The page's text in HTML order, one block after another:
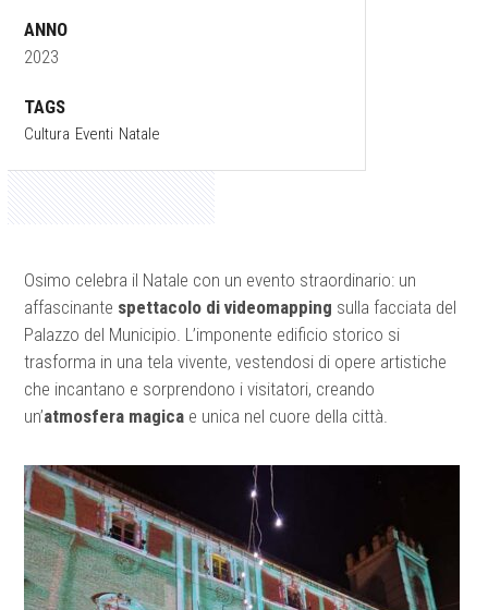
ANNO
2023
TAGS
Cultura Eventi Natale
Osimo celebra il Natale con un evento straordinario: un
affascinante spettacolo di videomapping sulla facciata del
Palazzo del Municipio. L’imponente edificio storico si
trasforma in una tela vivente, vestendosi di opere artistiche
che incantano e sorprendono i visitatori, creando
un’atmosfera magica e unica nel cuore della città.